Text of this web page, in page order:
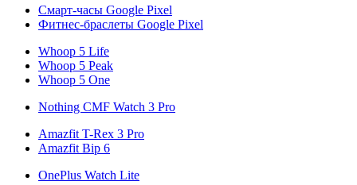
Смарт-часы Google Pixel
Фитнес-браслеты Google Pixel
Whoop 5 Life
Whoop 5 Peak
Whoop 5 One
Nothing CMF Watch 3 Pro
Amazfit T-Rex 3 Pro
Amazfit Bip 6
OnePlus Watch Lite